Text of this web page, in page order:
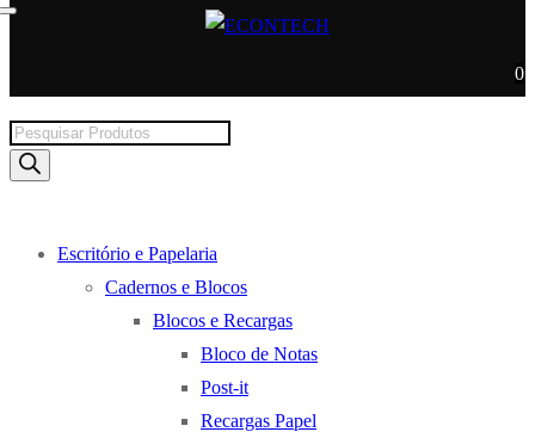
0
Products
search
Escritório e Papelaria
Cadernos e Blocos
Blocos e Recargas
Bloco de Notas
Post-it
Recargas Papel